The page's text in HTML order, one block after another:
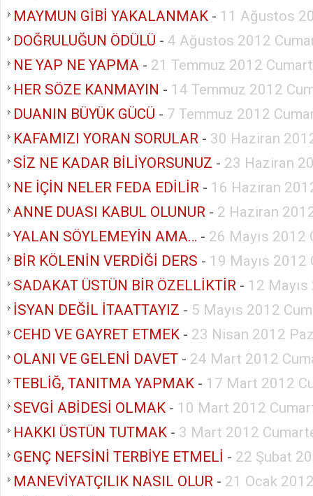
MAYMUN GİBİ YAKALANMAK - 11 Ağustos
DOĞRULUĞUN ÖDÜLÜ - 4 Ağustos 2012
NE YAP NE YAPMA - 21 Temmuz 2012
HER SÖZE KANMAYIN - 14 Temmuz 2012
DUANIN BÜYÜK GÜCÜ - 7 Temmuz 2012
KAFAMIZI YORAN SORULAR - 30 Haziran
SİZ NE KADAR BİLİYORSUNUZ - 23 Haziran
NE İÇİN NELER FEDA EDİLİR - 16 Haziran
ANNE DUASI KABUL OLUNUR - 2 Haziran
YALAN SÖYLEMEYİN AMA… - 26 Mayıs 2012
BİR KÖLENİN VERDİĞİ DERS - 19 Mayıs 2012
SADAKAT ÜSTÜN BİR ÖZELLİKTİR - 12
İSYAN DEĞİL İTAATTAYIZ - 5 Mayıs 2012
CEHD VE GAYRET ETMEK - 23 Nisan 2012
OLANI VE GELENİ DAVET - 24 Mart 2012
TEBLİĞ, TANITMA YAPMAK - 17 Mart 2012
SEVGİ ABİDESİ OLMAK - 10 Mart 2012
HAKKI ÜSTÜN TUTMAK - 3 Mart 2012
GENÇ NEFSİNİ TERBİYE ETMELİ - 22 Şubat
MANEVİYATÇILIK NASIL OLUR - 21 Ocak